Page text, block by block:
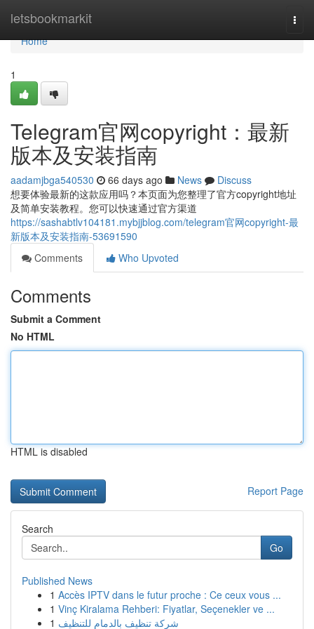
letsbookmarkit
Home
Home
1
Telegram官网copyright：最新
版本及安装指南
aadamjbga540530 66 days ago News
Discuss
想要体验最新的这款应用吗？本页面为您整理了官方copyright地址
及简单安装教程。您可以快速通过官方渠道
https://sashabtlv104181.mybjjblog.com/telegram官网copyright-最
新版本及安装指南-53691590
Comments
Who Upvoted
Comments
Submit a Comment
No HTML
HTML is disabled
Report Page
Search
Go
Published News
1 Accès IPTV dans le futur proche : Ce ceux vous ...
1 Vinç Kiralama Rehberi: Fiyatlar, Seçenekler ve ...
1 شركة تنظيف بالدمام للتنظيف